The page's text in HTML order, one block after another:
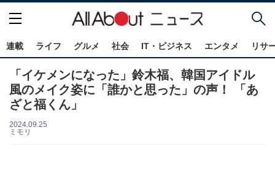
連載 ライフ グルメ 社会 IT・ビジネス エンタメ リサ
「イケメンになった」鈴木福、韓国アイドル
風のメイク姿に「誰かと思った」の声！ 「あ
ざと福くん」
2024.09.25
ミモリ